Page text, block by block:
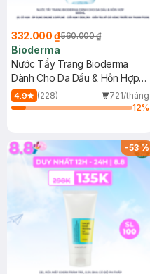
332.000 ₫560.000 ₫
Bioderma
Nước Tẩy Trang Bioderma
Dành Cho Da Dầu & Hỗn Hợp
500ml
4.9 (228)
721/tháng
12%
-53%